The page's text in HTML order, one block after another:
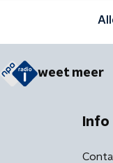
weet meer
Info